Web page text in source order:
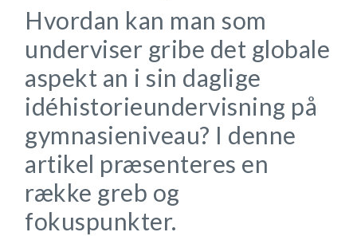
Hvordan kan man som
underviser gribe det globale
aspekt an i sin daglige
idéhistorieundervisning på
gymnasieniveau? I denne
artikel præsenteres en
række greb og
fokuspunkter.